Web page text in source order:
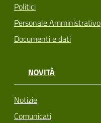
Politici
Personale Amministrativo
Documenti e dati
NOVITÀ
Notizie
Comunicati